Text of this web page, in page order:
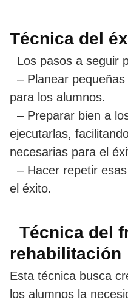
Técnica del
Los pasos a seguir
– Planear
para los alumnos.
– Preparar bien a
ejecutarlas,
necesarias para el
– Hacer repetir
el éxito.
Técnica del
rehabilitación
Esta técnica busca
los alumnos la